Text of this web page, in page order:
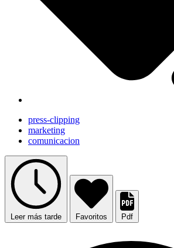
press-clipping
marketing
comunicacion
Leer más tarde Favoritos Pdf